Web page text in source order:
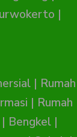
|
| Rumah
| Rumah
Bengkel|